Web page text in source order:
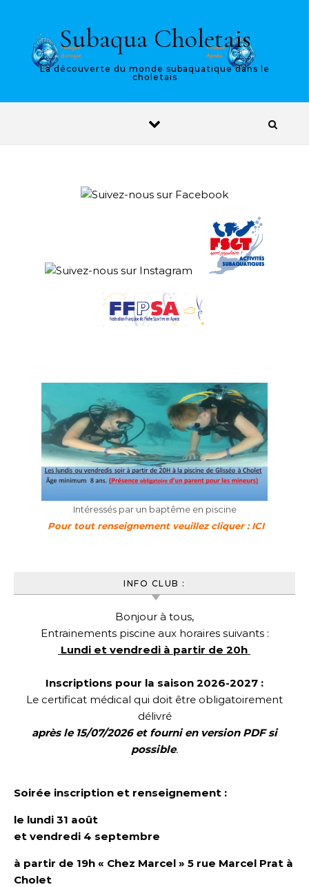
Subaqua Choletais
La découverte du monde subaquatique dans le
choletais
Intéressés par un baptême en piscine
Pour tout renseignement veuillez cliquer : ICI
INFO CLUB :
Bonjour à tous,
Entrainements piscine aux horaires suivants :
Lundi et vendredi à partir de 20h
Inscriptions pour la saison 2026-2027 :
Le certificat médical qui doit être obligatoirement
délivré
après le 15/07/2026 et fourni en version PDF si
possible.
Soirée inscription et renseignement :
le lundi 31 août
et vendredi 4 septembre
à partir de 19h « Chez Marcel » 5 rue Marcel Prat à
Cholet